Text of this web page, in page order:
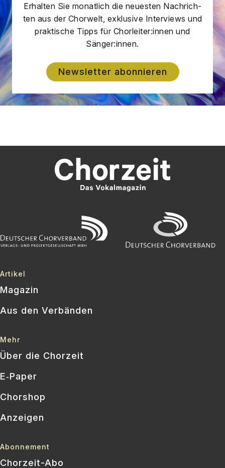
Erhal­ten Sie monat­lich die neu­es­ten Nach­rich­
ten aus der Chor­welt, exklu­si­ve Inter­views und
prak­ti­sche Tipps für Chorleiter:innen und
Sänger:innen.
News­let­ter abon­nie­ren
Artikel
Magazin
Aus den Verbänden
Mehr
Über die Chorzeit
E‑Paper
Chorshop
Anzeigen
Abonnement
Chorzeit-Abo